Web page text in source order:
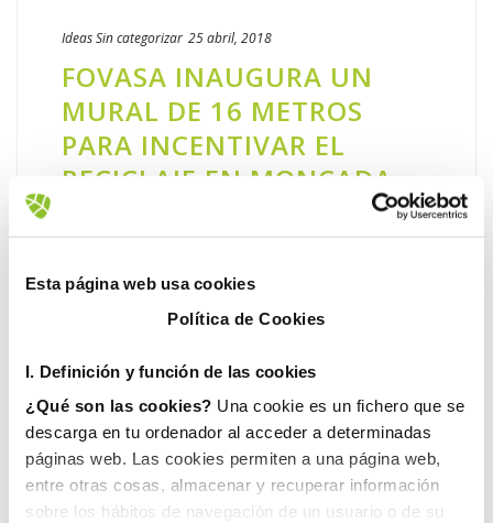
Esta página web usa cookies
Política de Cookies
I. Definición y función de las cookies
¿Qué son las cookies? Una cookie es un fichero que se
descarga en tu ordenador al acceder a determinadas
páginas web. Las cookies permiten a una página web,
entre otras cosas, almacenar y recuperar información
sobre los hábitos de navegación de un usuario o de su
IdeasSin categorizar 25 abril, 2018
FOVASA INAUGURA UN
MURAL DE 16 METROS
PARA INCENTIVAR EL
RECICLAJE EN MONCADA
FOVASA, la empresa especializada en la
con el medio ambiente, ha inaugurado un
mural de pintura en Moncada para